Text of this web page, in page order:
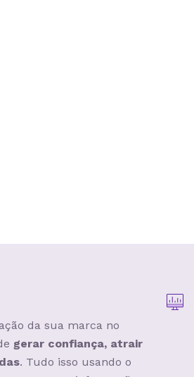
da sua marca no
gerar confiança, atrair
. Tudo isso usando o